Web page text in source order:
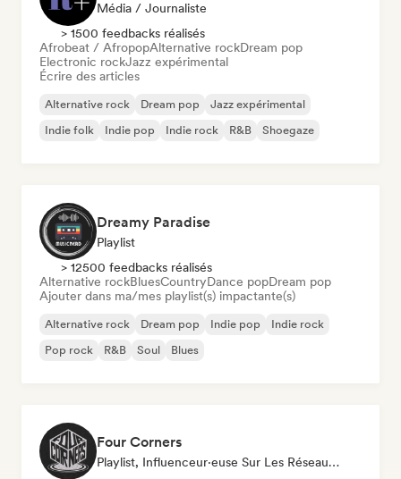
Média / Journaliste
> 1500 feedbacks réalisés
Afrobeat / AfropopAlternative rockDream pop
Electronic rockJazz expérimental
Écrire des articles
Alternative rock Dream pop
Jazz expérimental
Indie folk
Indie pop Indie rock R&B Shoegaze
Dreamy Paradise
Playlist
> 12500 feedbacks réalisés
Alternative rockBluesCountryDance popDream pop
Ajouter dans ma/mes playlist(s) impactante(s)
Alternative rock Dream pop Indie pop
Indie rock
Pop rock
R&B Soul Blues
Four Corners
Playlist, Influenceur·euse Sur Les Réseaux Sociaux